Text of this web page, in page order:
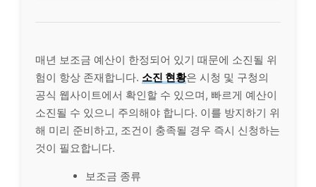
매년 보조금 예산이 한정되어 있기 때문에 소진될 위
험이 항상 존재합니다. 소진 현황은 시청 및 구청의
공식 웹사이트에서 확인할 수 있으며, 빠르게 예산이
소진될 수 있으니 주의해야 합니다. 이를 방지하기 위
해 미리 준비하고, 조건이 충족될 경우 즉시 신청하는
것이 필요합니다.
보조금 종류